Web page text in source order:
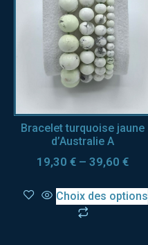
Bracelet turquoise jaune
d’Australie A
19,30 € – 39,60 €
Choix des options